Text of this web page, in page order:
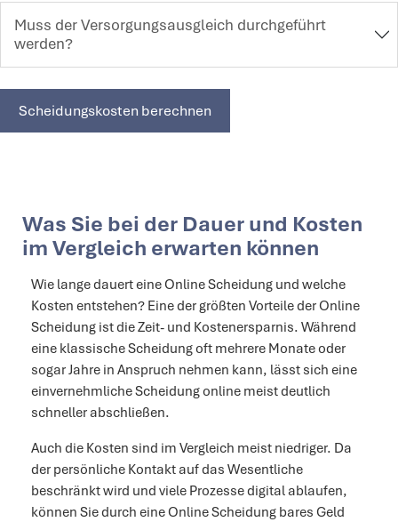
Muss der Versorgungsausgleich durchgeführt
werden?
Scheidungskosten berechnen
Was Sie bei der Dauer und Kosten
im Vergleich erwarten können
Wie lange dauert eine Online Scheidung und welche
Kosten entstehen? Eine der größten Vorteile der Online
Scheidung ist die Zeit- und Kostenersparnis. Während
eine klassische Scheidung oft mehrere Monate oder
sogar Jahre in Anspruch nehmen kann, lässt sich eine
einvernehmliche Scheidung online meist deutlich
schneller abschließen.
Auch die Kosten sind im Vergleich meist niedriger. Da
der persönliche Kontakt auf das Wesentliche
beschränkt wird und viele Prozesse digital ablaufen,
können Sie durch eine Online Scheidung bares Geld